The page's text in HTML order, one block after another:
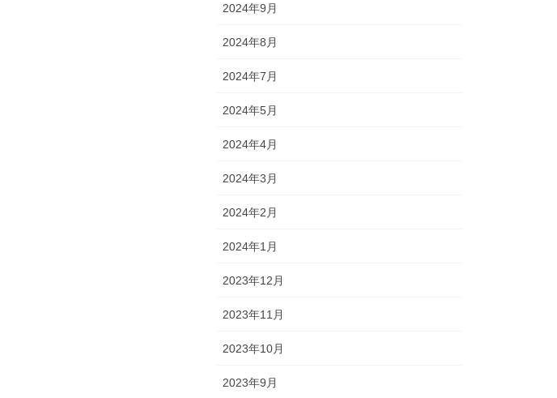
2024年9月
2024年8月
2024年7月
2024年5月
2024年4月
2024年3月
2024年2月
2024年1月
2023年12月
2023年11月
2023年10月
2023年9月